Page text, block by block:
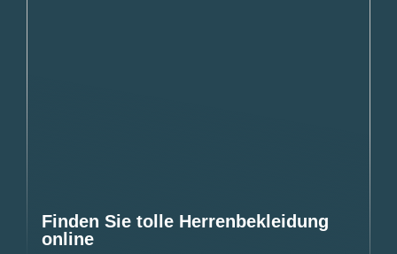
Finden Sie tolle Herrenbekleidung
online